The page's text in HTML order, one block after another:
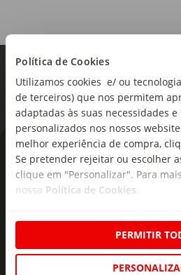
Política de Cookies
Utilizamos cookies e/ ou
de terceiros) que nos permitem
adaptadas às suas necessidades
personalizados nos nossos
melhor experiência de compra,
Se pretender rejeitar ou escolher
clique em "Personalizar". Para
nossa Política de Cookies.
PERMITIR
As novidades mais
seu e-mail!
ofertas e novidades para si.
Insira o seu e-